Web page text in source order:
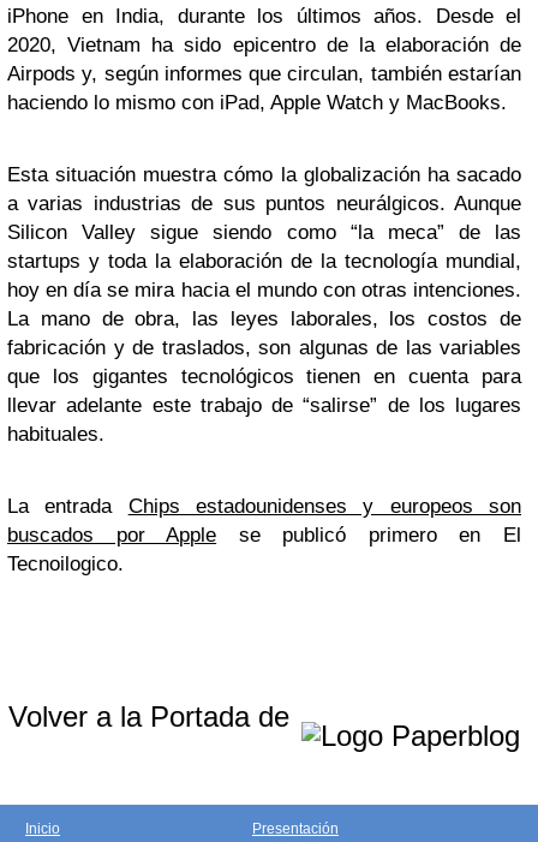
iPhone en India, durante los últimos años. Desde el
2020, Vietnam ha sido epicentro de la elaboración de
Airpods y, según informes que circulan, también estarían
haciendo lo mismo con iPad, Apple Watch y MacBooks.
Esta situación muestra cómo la globalización ha sacado
a varias industrias de sus puntos neurálgicos. Aunque
Silicon Valley sigue siendo como “la meca” de las
startups y toda la elaboración de la tecnología mundial,
hoy en día se mira hacia el mundo con otras intenciones.
La mano de obra, las leyes laborales, los costos de
fabricación y de traslados, son algunas de las variables
que los gigantes tecnológicos tienen en cuenta para
llevar adelante este trabajo de “salirse” de los lugares
habituales.
La entrada Chips estadounidenses y europeos son
buscados por Apple se publicó primero en El
Tecnoilogico.
Volver a la Portada de
Inicio Presentación